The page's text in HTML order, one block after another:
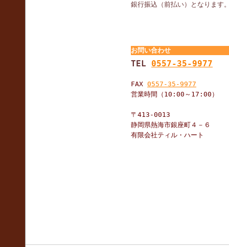
銀行振込（前払い）となります
お問い合わせ
TEL 0557-35-9977
FAX 0557-35-9977
営業時間（10:00～17:00）
〒413-0013
静岡県熱海市銀座町４－６
有限会社ティル・ハート